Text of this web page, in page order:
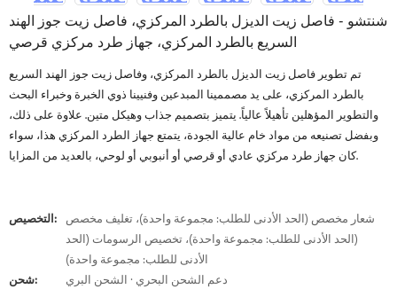
شنتشو - فاصل زيت الديزل بالطرد المركزي، فاصل زيت جوز الهند
السريع بالطرد المركزي، جهاز طرد مركزي قرصي
تم تطوير فاصل زيت الديزل بالطرد المركزي، وفاصل زيت جوز الهند السريع
بالطرد المركزي، على يد مصممينا المبدعين وفنيينا ذوي الخبرة وخبراء البحث
والتطوير المؤهلين تأهيلاً عالياً. يتميز بتصميم جذاب وهيكل متين. علاوة على ذلك،
وبفضل تصنيعه من مواد خام عالية الجودة، يتمتع جهاز الطرد المركزي هذا، سواء
كان جهاز طرد مركزي عادي أو قرصي أو أنبوبي أو لوحي، بالعديد من المزايا.
التخصيص: شعار مخصص (الحد الأدنى للطلب: مجموعة واحدة)، تغليف مخصص
(الحد الأدنى للطلب: مجموعة واحدة)، تخصيص الرسومات (الحد
الأدنى للطلب: مجموعة واحدة)
شحن:
دعم الشحن البحري · الشحن البري